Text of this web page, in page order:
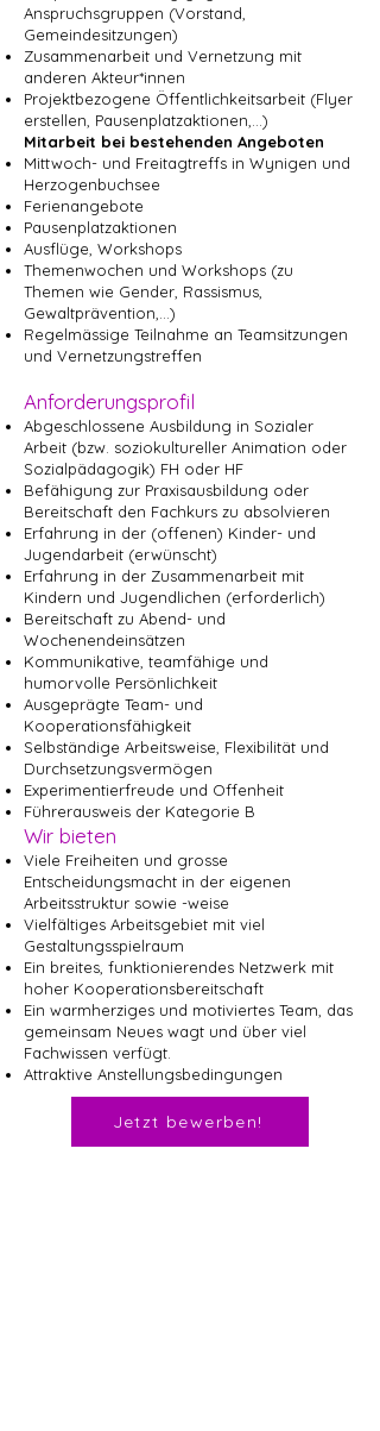
Anspruchsgruppen (Vorstand,
Gemeindesitzungen)
Zusammenarbeit und Vernetzung mit
anderen Akteur*innen
Projektbezogene Öffentlichkeitsarbeit (Flyer
erstellen, Pausenplatzaktionen,…)
Mitarbeit bei bestehenden Angeboten
Mittwoch- und Freitagtreffs in Wynigen und
Herzogenbuchsee
Ferienangebote
Pausenplatzaktionen
Ausflüge, Workshops
Themenwochen und Workshops (zu
Themen wie Gender, Rassismus,
Gewaltprävention,…)
Regelmässige Teilnahme an Teamsitzungen
und Vernetzungstreffen
Anforderungsprofil
Abgeschlossene Ausbildung in Sozialer
Arbeit (bzw. soziokultureller Animation oder
Sozialpädagogik) FH oder HF
Befähigung zur Praxisausbildung oder
Bereitschaft den Fachkurs zu absolvieren
Erfahrung in der (offenen) Kinder- und
Jugendarbeit (erwünscht)
Erfahrung in der Zusammenarbeit mit
Kindern und Jugendlichen (erforderlich)
Bereitschaft zu Abend- und
Wochenendeinsätzen
Kommunikative, teamfähige und
humorvolle Persönlichkeit
Ausgeprägte Team- und
Kooperationsfähigkeit
Selbständige Arbeitsweise, Flexibilität und
Durchsetzungsvermögen
Experimentierfreude und Offenheit
Führerausweis der Kategorie B
Wir bieten
Viele Freiheiten und grosse
Entscheidungsmacht in der eigenen
Arbeitsstruktur sowie -weise
Vielfältiges Arbeitsgebiet mit viel
Gestaltungsspielraum
Ein breites, funktionierendes Netzwerk mit
hoher Kooperationsbereitschaft
Ein warmherziges und motiviertes Team, das
gemeinsam Neues wagt und über viel
Fachwissen verfügt.
Attraktive Anstellungsbedingungen
Jetzt bewerben!